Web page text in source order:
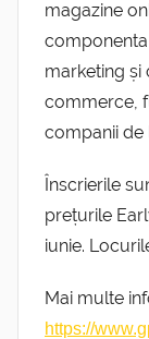
magazine
marketing și
commerce,
companii de
Înscrierile
prețurile
iunie.
Mai multe
https://